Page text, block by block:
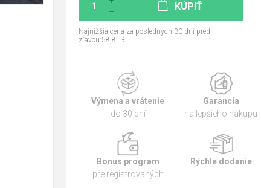
KÚPIŤ
Najnižšia cena za posledných 30 dní pred
zľavou:58,81 €
Výmena a vrátenie
do 30 dní
Garancia
najlepšieho nákupu
Bonus program
pre registrovaných
Rýchle dodanie